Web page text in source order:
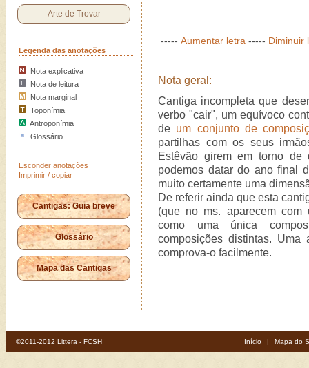
Arte de Trovar
Legenda das anotações
Nota explicativa
Nota de leitura
Nota marginal
Toponímia
Antroponímia
Glossário
Esconder anotações
Imprimir / copiar
Cantigas: Guia breve
Glossário
Mapa das Cantigas
----- Aumentar letra ----- Diminuir
Nota geral:
Cantiga incompleta que
verbo "cair", um equívoco
de um conjunto de
partilhas com os seus
Estêvão girem em torno
podemos datar do ano final
muito certamente uma
De referir ainda que esta
(que no ms. aparecem com
como uma única
composições distintas.
comprova-o facilmente.
©2011-2012 Littera - FCSH Início | Mapa do